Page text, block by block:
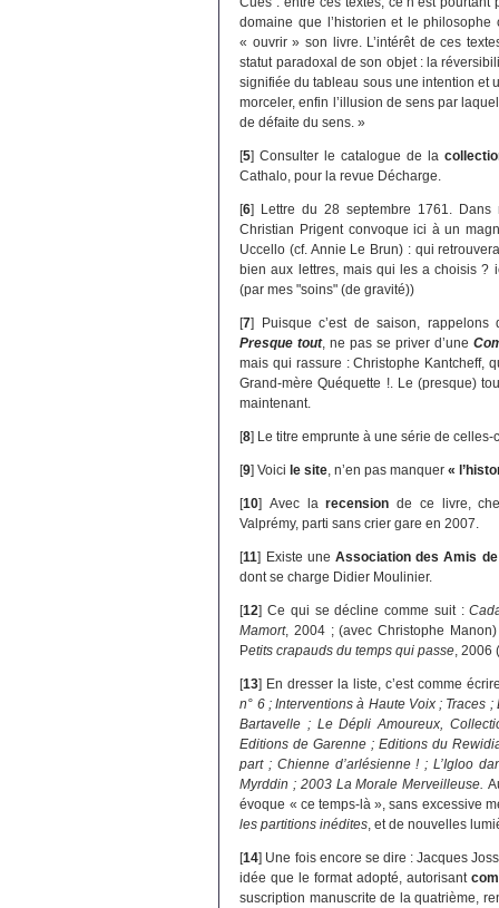
domaine que l’historien et le
« ouvrir » son livre. L’intérêt de ces
statut paradoxal de son objet : la
signifiée du tableau sous une intention et
morceler, enfin l’illusion de sens par
de défaite du sens. »
[5]Consulter le catalogue de la
Cathalo, pour la revue Décharge.
[6]
Lettre du 28 septembre 1761.
Christian Prigent convoque ici à un
Uccello (cf. Annie Le Brun) : qui
bien aux lettres, mais qui les a choisis ?
(par mes "soins" (de gravité))
[7]
Puisque c’est de saison, rappelons
Presque tout, ne pas se priver d’une
mais qui rassure : Christophe Kantcheff,
Grand-mère Quéquette !. Le (presque)
maintenant.
[8] Le titre emprunte à une série de
[9]Voici le site, n’en pas manquer«
[10]Avec larecension de ce livre,
Valprémy, parti sans crier gare en 2007.
[11] Existe une Association des Amis
dont se charge Didier Moulinier.
[12]Ce qui se décline comme suit :
Mamort, 2004 ; (avec Christophe
Petits crapauds du temps qui passe, 2006
[13] En dresser la liste, c’est comme
n° 6 ; Interventions à Haute Voix ; Traces
Bartavelle ; Le Dépli Amoureux,
Editions de Garenne ; Editions du
part ; Chienne d’arlésienne ! ; L’Igloo
Myrddin ; 2003 La Morale Merveilleuse.
évoque « ce temps-là », sans excessive
les partitions inédites, et de nouvelles
[14] Une fois encore se dire : Jacques
idée que le format adopté, autorisant
suscription manuscrite de la quatrième,